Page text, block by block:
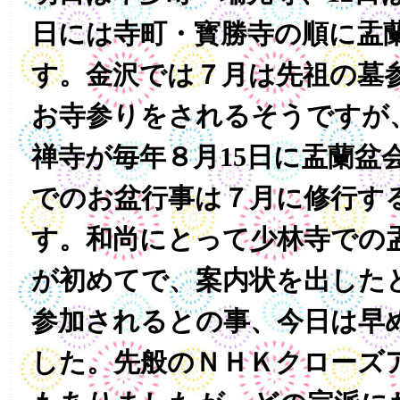
日には寺町・寳勝寺の順に盂
す。金沢では７月は先祖の墓
お寺参りをされるそうですが
禅寺が毎年８月15日に盂蘭盆
でのお盆行事は７月に修行す
す。和尚にとって少林寺での
が初めてで、案内状を出した
参加されるとの事、今日は早
した。先般のＮＨＫクローズ